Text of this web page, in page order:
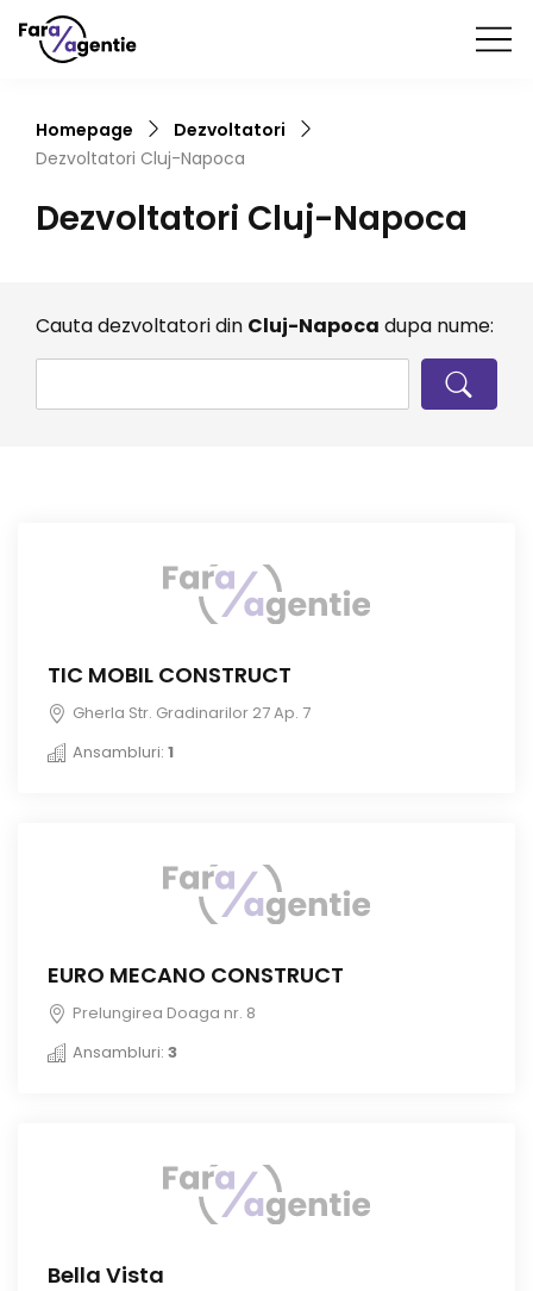
Homepage
Dezvoltatori
Dezvoltatori Cluj-Napoca
Dezvoltatori Cluj-Napoca
Cauta dezvoltatori din Cluj-Napoca dupa nume:
TIC MOBIL CONSTRUCT
Gherla Str. Gradinarilor 27 Ap. 7
Ansambluri: 1
EURO MECANO CONSTRUCT
Prelungirea Doaga nr. 8
Ansambluri: 3
Bella Vista